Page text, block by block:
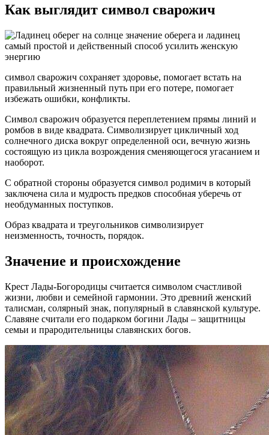
Как выглядит символ сварожич
символ сварожич сохраняет здоровье, помогает встать на
правильный жизненный путь при его потере, помогает
избежать ошибки, конфликты.
Символ сварожич образуется переплетением прямы линий и
ромбов в виде квадрата. Символизирует цикличный ход
солнечного диска вокруг определенной оси, вечную жизнь
состоящую из цикла возрождения сменяющегося угасанием и
наоборот.
С обратной стороны образуется символ родимич в который
заключена сила и мудрость предков способная уберечь от
необдуманных поступков.
Образ квадрата и треугольников символизирует
неизменность, точность, порядок.
Значение и происхождение
Крест Лады-Богородицы считается символом счастливой
жизни, любви и семейной гармонии. Это древний женский
талисман, солярный знак, популярный в славянской культуре.
Славяне считали его подарком богини Лады – защитницы
семьи и прародительницы славянских богов.